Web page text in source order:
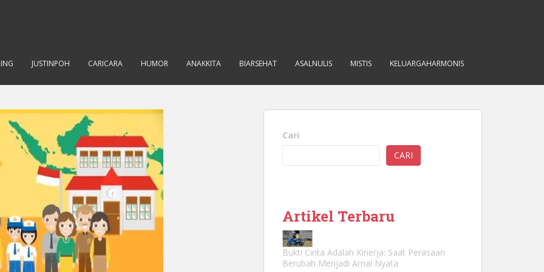
JUSTINPOH CARICARA HUMOR ANAKKITA BIARSEHAT ASALNULIS MISTIS KELUARGAHARMONIS
Cari
CARI
Artikel Terbaru
Bukti Cinta Adalah Kinerja: Saat Perasaan
Berubah Menjadi Amal Nyata